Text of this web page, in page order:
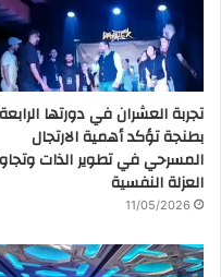
تجربة العشران في دورتها الرابعة
بطنجة تؤكد أهمية الارتجال
المسرحي في تطوير الذات
العزلة النفسية
11/05/2026